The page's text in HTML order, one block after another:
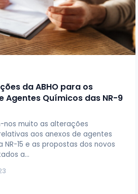
da ABHO para os
Agentes Químicos das NR-9
nos muito as alterações
aos anexos de agentes
NR-15 e as propostas dos novos
a…